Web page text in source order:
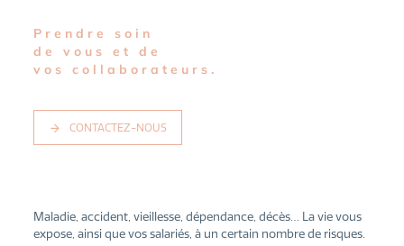
Prendre soin
de vous et de
vos collaborateurs.
CONTACTEZ-NOUS
Maladie, accident, vieillesse, dépendance, décès… La vie vous
expose, ainsi que vos salariés, à un certain nombre de risques.